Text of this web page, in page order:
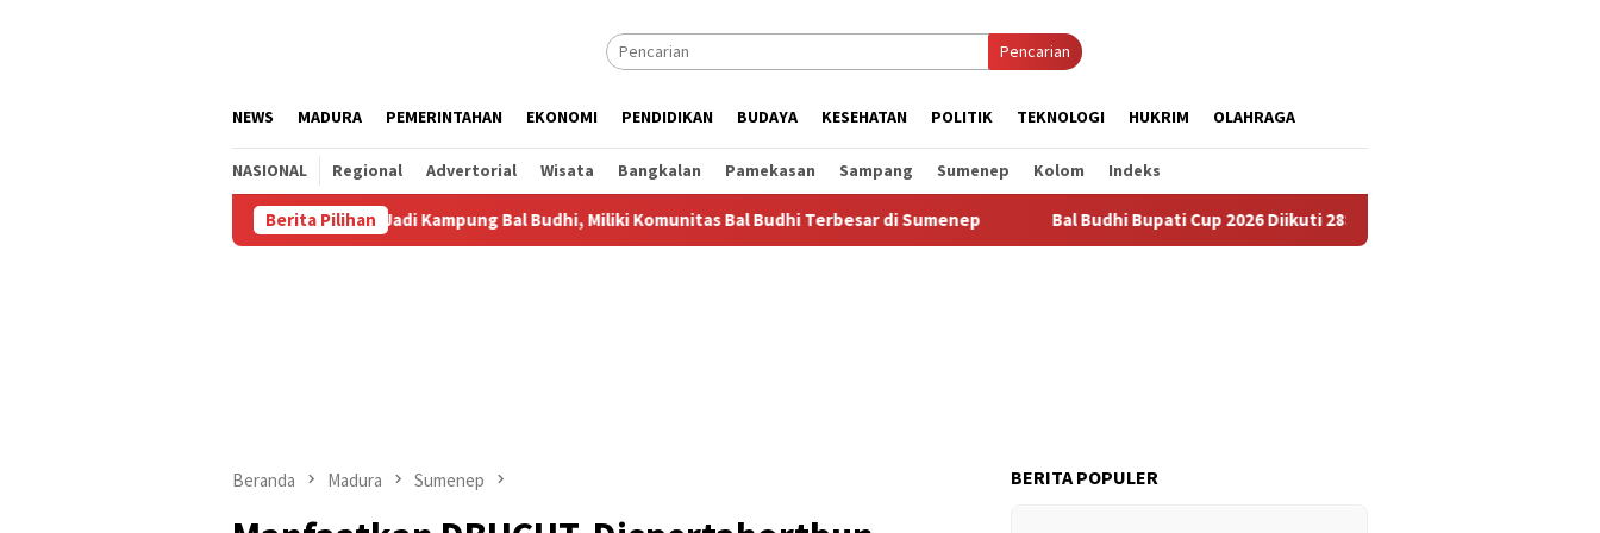
Pencarian
NEWS MADURA PEMERINTAHAN EKONOMI PENDIDIKAN BUDAYA KESEHATAN POLITIK TEKNOLOGI HUKRIM OLAHRAGA
NASIONAL Regional Advertorial Wisata Bangkalan Pamekasan Sampang Sumenep Kolom Indeks
Berita Pilihan
Kalianget Resmi Jadi Kampung Bal Budhi, Miliki Komunitas Bal Budhi Terbesar di Sumenep Bal Budhi Bupati Cup 2026 Diikuti 288 Grup, Jadi Ajang Lestarikan Budaya dan
Beranda Madura Sumenep BERITA POPULER